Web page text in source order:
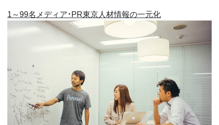
1～99名メディア・PR東京人材情報の一元化